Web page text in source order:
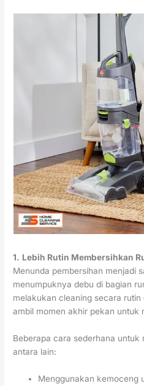
1. Lebih Rutin Membersihkan
Menunda pembersihan menjadi
menumpuknya debu di bagian
melakukan cleaning secara
ambil momen akhir pekan untuk
Beberapa cara sederhana untuk
antara lain:
Menggunakan kemoceng